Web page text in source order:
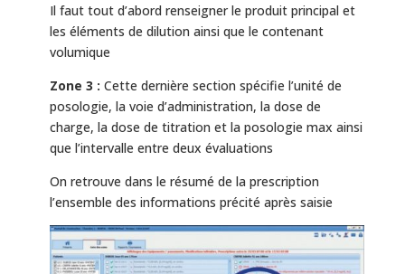
Il faut tout d’abord renseigner le produit principal et
les éléments de dilution ainsi que le contenant
volumique
Zone 3 : Cette dernière section spécifie l’unité de
posologie, la voie d’administration, la dose de
charge, la dose de titration et la posologie max ainsi
que l’intervalle entre deux évaluations
On retrouve dans le résumé de la prescription
l’ensemble des informations précité après saisie